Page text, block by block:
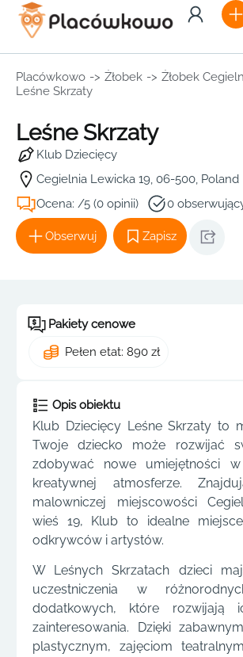
Placówkowo -> Żłobek -> Żłobek
Leśne Skrzaty
Leśne Skrzaty
Klub Dziecięcy
Cegielnia Lewicka 19, 06-500, Poland
Ocena: /5 (0 opinii)
0
Obserwuj Zapisz
Pakiety cenowe
Pełen etat: 890 zł
Opis obiektu
Klub Dziecięcy Leśne Skrzaty to
Twoje dziecko może rozwijać
zdobywać nowe umiejętności
kreatywnej atmosferze.
malowniczej miejscowości
wieś 19, Klub to idealne
odkrywców i artystów.
W Leśnych Skrzatach dzieci
uczestniczenia w
dodatkowych, które rozwijają
zainteresowania. Dzięki
plastycznym, zajęciom